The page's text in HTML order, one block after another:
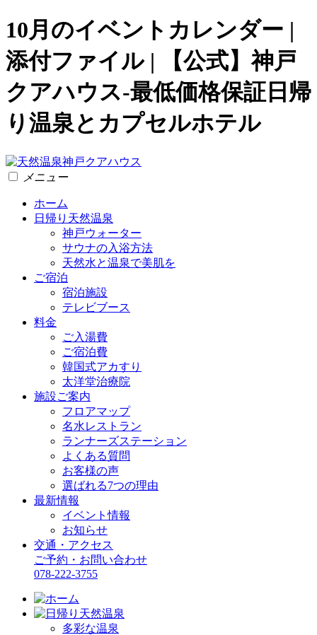
10月のイベントカレンダー |
添付ファイル | 【公式】神戸
クアハウス-最低価格保証日帰
り温泉とカプセルホテル
メニュー
ホーム
日帰り天然温泉
神戸ウォーター
サウナの入浴方法
天然水と温泉で美肌を
ご宿泊
宿泊施設
テレビブース
料金
ご入湯費
ご宿泊費
韓国式アカすり
太洋堂治療院
施設ご案内
フロアマップ
名水レストラン
ランナーズステーション
よくある質問
お客様の声
選ばれる7つの理由
最新情報
イベント情報
お知らせ
交通・アクセス
ご予約・お問い合わせ
078-222-3755
多彩な温泉